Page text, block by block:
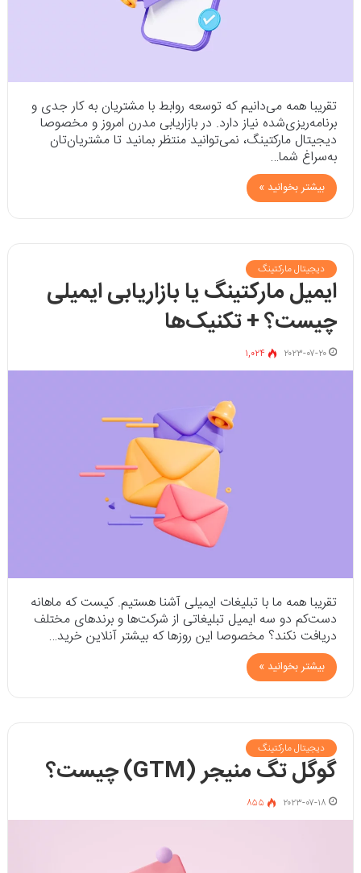
تقریبا همه می‌دانیم که توسعه روابط با مشتریان به کار جدی و
برنامه‌ریزی‌شده نیاز دارد. در بازاریابی مدرن امروز و مخصوصا
دیجیتال مارکتینگ، نمی‌توانید منتظر بمانید تا مشتریان‌تان
به‌سراغ شما…
بیشتر بخوانید »
دیجیتال مارکتینگ
ایمیل مارکتینگ یا بازاریابی ایمیلی
چیست؟ + تکنیک‌ها
۲۰۲۳-۰۷-۲۰ ۱,۰۲۴
تقریبا همه ما با تبلیغات ایمیلی آشنا هستیم. کیست که ماهانه
دست‌کم دو سه ایمیل تبلیغاتی از شرکت‌ها و برندهای مختلف
دریافت نکند؟ مخصوصا این روزها که بیشتر آنلاین خرید…
بیشتر بخوانید »
دیجیتال مارکتینگ
گوگل تگ منیجر (GTM) چیست؟
۲۰۲۳-۰۷-۱۸ ۸۵۵